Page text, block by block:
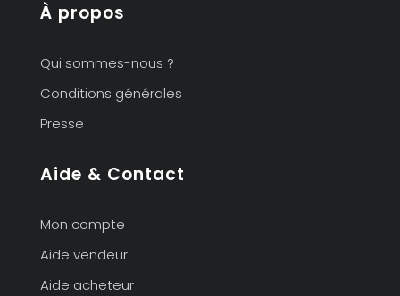
À propos
Qui sommes-nous ?
Conditions générales
Presse
Aide & Contact
Mon compte
Aide vendeur
Aide acheteur